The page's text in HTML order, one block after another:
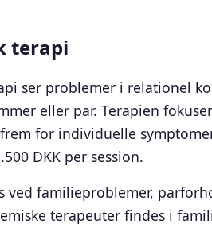
terapi
ser problemer i relationel
eller par. Terapien
for individuelle
DKK per session.
ved familieproblemer,
terapeuter findes i